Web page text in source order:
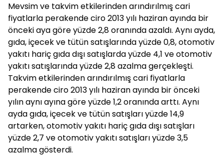
Mevsim ve takvim etkilerinden arındırılmış cari
fiyatlarla perakende ciro 2013 yılı haziran ayında bir
önceki aya göre yüzde 2,8 oranında azaldı. Aynı ayda,
gıda, içecek ve tütün satışlarında yüzde 0,8, otomotiv
yakıtı hariç gıda dışı satışlarda yüzde 4,1 ve otomotiv
yakıtı satışlarında yüzde 2,8 azalma gerçekleşti.
Takvim etkilerinden arındırılmış cari fiyatlarla
perakende ciro 2013 yılı haziran ayında bir önceki
yılın aynı ayına göre yüzde 1,2 oranında arttı. Aynı
ayda gıda, içecek ve tütün satışları yüzde 14,9
artarken, otomotiv yakıtı hariç gıda dışı satışları
yüzde 2,7 ve otomotiv yakıtı satışları yüzde 3,5
azalma gösterdi.